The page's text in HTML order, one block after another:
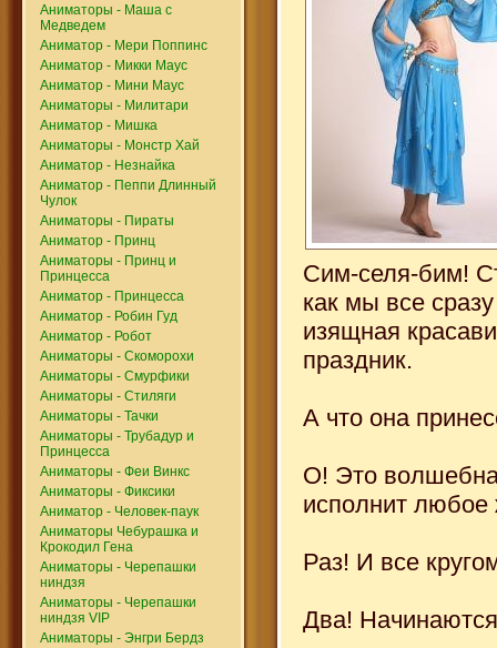
Аниматоры - Маша с
Медведем
Аниматор - Мери Поппинс
Аниматор - Микки Маус
Аниматор - Мини Маус
Аниматоры - Милитари
Аниматор - Мишка
Аниматоры - Монстр Хай
Аниматор - Незнайка
Аниматор - Пеппи Длинный
Чулок
Аниматоры - Пираты
Аниматор - Принц
Аниматоры - Принц и
Принцесса
Аниматор - Принцесса
Аниматор - Робин Гуд
Аниматор - Робот
Аниматоры - Скоморохи
Аниматоры - Смурфики
Аниматоры - Стиляги
Аниматоры - Тачки
Аниматоры - Трубадур и
Принцесса
Аниматоры - Феи Винкс
Аниматоры - Фиксики
Аниматор - Человек-паук
Аниматоры Чебурашка и
Крокодил Гена
Аниматоры - Черепашки
ниндзя
Аниматоры - Черепашки
ниндзя VIP
Аниматоры - Энгри Бердз
Сим-селя-бим!
как мы все
изящная
праздник.
А что она
О! Это
исполнит любое
Раз! И все
Два!